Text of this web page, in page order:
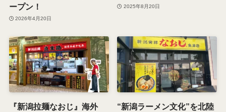
ープン！
2026年4月20日
2025年8月20日
『新潟拉麺なおじ』海外
“新潟ラーメン文化”を北陸